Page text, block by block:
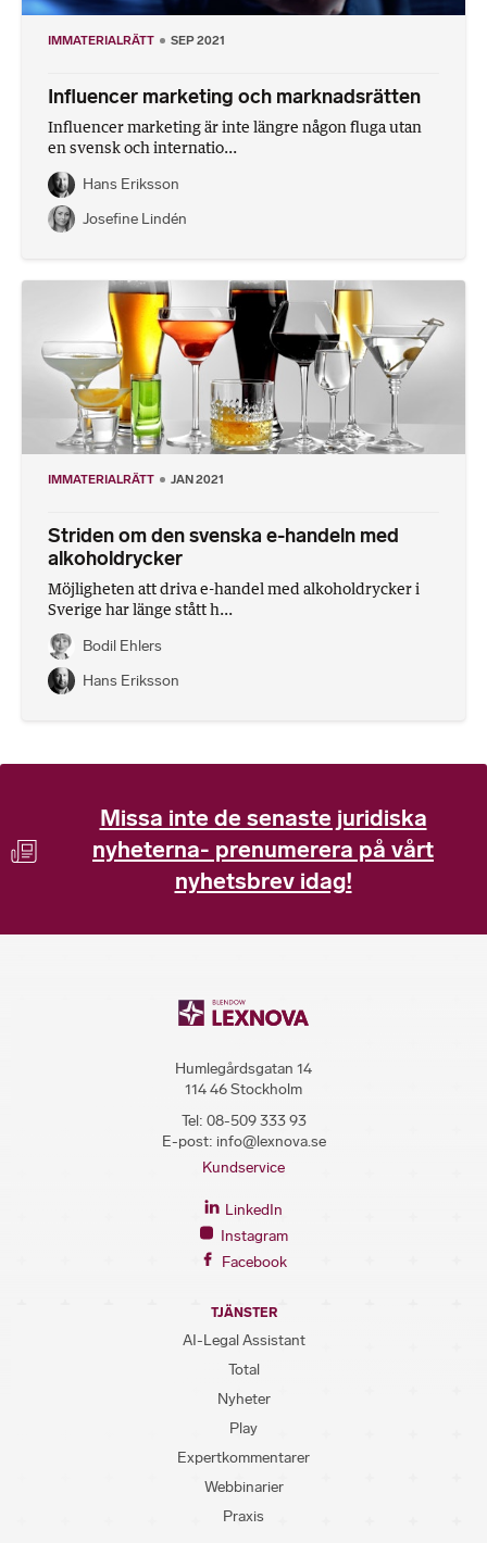
IMMATERIALRÄTT SEP 2021
Influencer marketing och marknadsrätten
Influencer marketing är inte längre någon fluga utan
en svensk och internatio...
Hans Eriksson
Josefine Lindén
IMMATERIALRÄTT JAN 2021
Striden om den svenska e-handeln med
alkoholdrycker
Möjligheten att driva e-handel med alkoholdrycker i
Sverige har länge stått h...
Bodil Ehlers
Hans Eriksson
Missa inte de senaste juridiska
nyheterna- prenumerera på vårt
nyhetsbrev idag!
Humlegårdsgatan 14
114 46 Stockholm
Tel: 08-509 333 93
E-post: info@lexnova.se
Kundservice
LinkedIn
Instagram
Facebook
TJÄNSTER
AI-Legal Assistant
Total
Nyheter
Play
Expertkommentarer
Webbinarier
Praxis